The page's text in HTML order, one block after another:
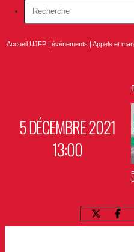
Accueil UJFP |événements |Appels et
5 DÉCEMBRE 2021
13:00